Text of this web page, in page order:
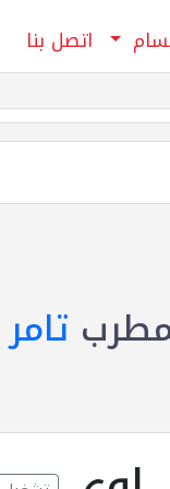
اتصل بنا